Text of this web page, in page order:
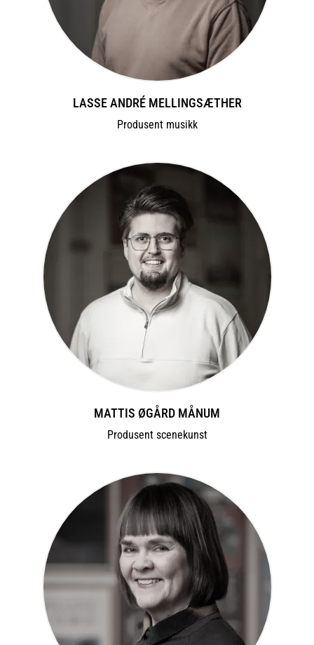
LASSE ANDRÉ MELLINGSÆTHER
Produsent musikk
MATTIS ØGÅRD MÅNUM
Produsent scenekunst